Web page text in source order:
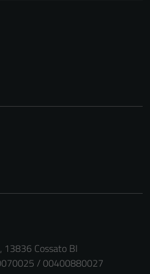
13836 Cossato BI
/ 00400880027
Questi cookie
del sito e non
possono